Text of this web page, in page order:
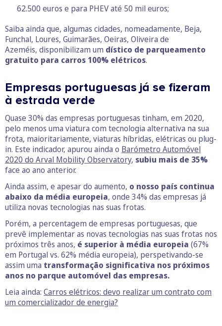
62.500 euros e para PHEV até 50 mil euros;
Saiba ainda que, algumas cidades, nomeadamente, Beja,
Funchal, Loures, Guimarães, Oeiras, Oliveira de
Azeméis, disponibilizam um dístico de parqueamento
gratuito para carros 100% elétricos.
Empresas portuguesas já se fizeram
à estrada verde
Quase 30% das empresas portuguesas tinham, em 2020,
pelo menos uma viatura com tecnologia alternativa na sua
frota, maioritariamente, viaturas híbridas, elétricas ou plug-
in. Este indicador, apurou ainda o Barómetro Automóvel
2020 do Arval Mobility Observatory, subiu mais de 35%
face ao ano anterior.
Ainda assim, e apesar do aumento, o nosso país continua
abaixo da média europeia, onde 34% das empresas já
utiliza novas tecnologias nas suas frotas.
Porém, a percentagem de empresas portuguesas, que
prevê implementar as novas tecnologias nas suas frotas nos
próximos três anos, é superior à média europeia (67%
em Portugal vs. 62% média europeia), perspetivando-se
assim uma transformação significativa nos próximos
anos no parque automóvel das empresas.
Leia ainda: Carros elétricos: devo realizar um contrato com
um comercializador de energia?